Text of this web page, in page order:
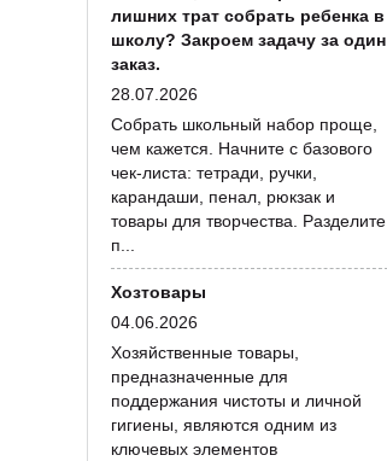
лишних трат собрать ребенка в
школу? Закроем задачу за один
заказ.
28.07.2026
Собрать школьный набор проще,
чем кажется. Начните с базового
чек-листа: тетради, ручки,
карандаши, пенал, рюкзак и
товары для творчества. Разделите
п...
Хозтовары
04.06.2026
Хозяйственные товары,
предназначенные для
поддержания чистоты и личной
гигиены, являются одним из
ключевых элементов